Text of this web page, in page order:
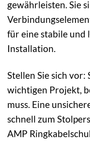
gewährleisten. Sie
für eine stabile und
Installation.
Stellen Sie sich vor:
wichtigen Projekt,
muss. Eine
schnell zum
AMP